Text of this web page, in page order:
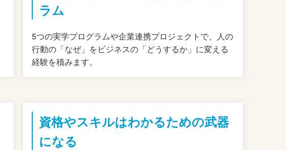
ラム
5つの実学プログラムや企業連携プロジェクトで、人の
行動の「なぜ」をビジネスの「どうするか」に変える
経験を積みます。
資格やスキルはわかるための武器
になる